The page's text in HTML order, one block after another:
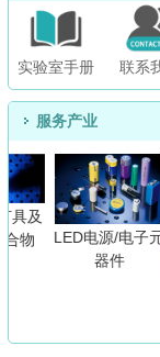
实验室手册 联系
服务产业
具及
物
LED电源/电子元
器件